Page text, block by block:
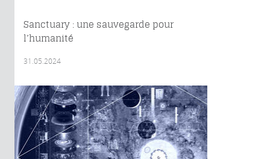
Sanctuary : une sauvegarde pour
l’humanité
31.05.2024